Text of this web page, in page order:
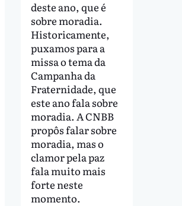
deste ano, que é
sobre moradia.
Historicamente,
puxamos para a
missa o tema da
Campanha da
Fraternidade, que
este ano fala sobre
moradia. A CNBB
propôs falar sobre
moradia, mas o
clamor pela paz
fala muito mais
forte neste
momento.